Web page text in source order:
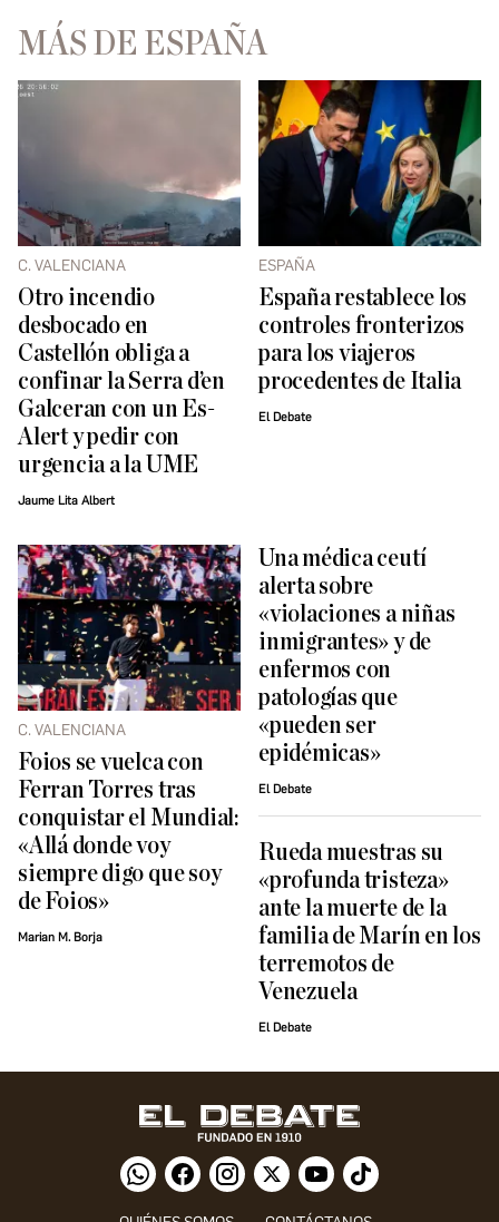
MÁS DE ESPAÑA
C. VALENCIANA
Otro incendio
desbocado en
Castellón obliga a
confinar la Serra d’en
Galceran con un Es-
Alert y pedir con
urgencia a la UME
Jaume Lita Albert
ESPAÑA
España restablece los
controles fronterizos
para los viajeros
procedentes de Italia
El Debate
C. VALENCIANA
Foios se vuelca con
Ferran Torres tras
conquistar el Mundial:
«Allá donde voy
siempre digo que soy
de Foios»
Marian M. Borja
Una médica ceutí
alerta sobre
«violaciones a niñas
inmigrantes» y de
enfermos con
patologías que
«pueden ser
epidémicas»
El Debate
Rueda muestras su
«profunda tristeza»
ante la muerte de la
familia de Marín en los
terremotos de
Venezuela
El Debate